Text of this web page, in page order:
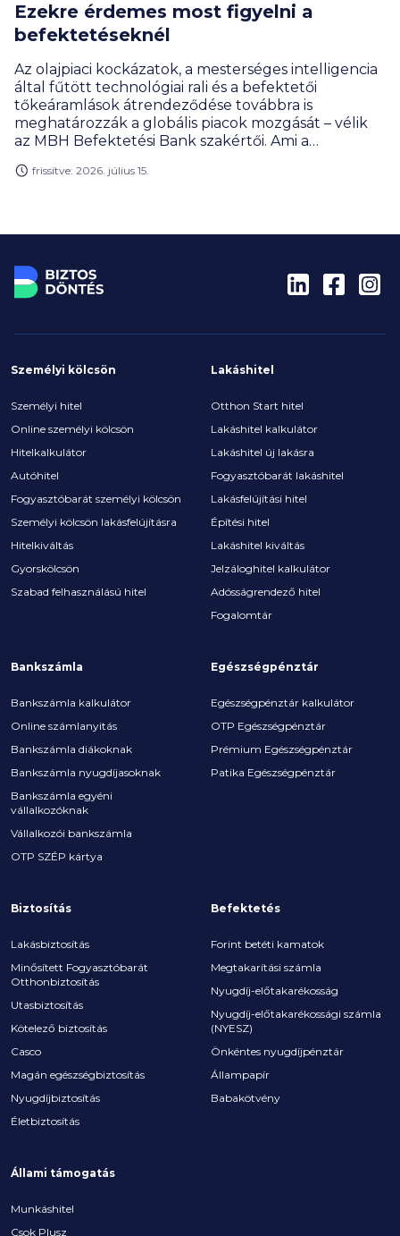
Ezekre érdemes most figyelni a
befektetéseknél
Az olajpiaci kockázatok, a mesterséges intelligencia
által fűtött technológiai rali és a befektetői
tőkeáramlások átrendeződése továbbra is
meghatározzák a globális piacok mozgását – vélik
az MBH Befektetési Bank szakértői. Ami a
támogatja a pozitív befektetői megítélést. A
jegybanki alapkamat pedig 5 százalék alá
az éves, átlagos infláció 2,2 százalék körül alakulhat
2026-ban.
frissítve: 2026. július 15.
Személyi kölcsön
Személyi hitel
Online személyi kölcsön
Hitelkalkulátor
Autóhitel
Fogyasztóbarát személyi kölcsön
Személyi kölcsön lakásfelújításra
Hitelkiváltás
Gyorskölcsön
Szabad felhasználású hitel
Lakáshitel
Otthon Start hitel
Lakáshitel kalkulátor
Lakáshitel új lakásra
Fogyasztóbarát lakáshitel
Lakásfelújítási hitel
Építési hitel
Lakáshitel kiváltás
Jelzáloghitel kalkulátor
Adósságrendező hitel
Fogalomtár
Bankszámla
Bankszámla kalkulátor
Online számlanyitás
Bankszámla diákoknak
Bankszámla nyugdíjasoknak
Bankszámla egyéni
vállalkozóknak
Vállalkozói bankszámla
OTP SZÉP kártya
Egészségpénztár
Egészségpénztár kalkulátor
OTP Egészségpénztár
Prémium Egészségpénztár
Patika Egészségpénztár
Biztosítás
Lakásbiztosítás
Minősített Fogyasztóbarát
Otthonbiztosítás
Utasbiztosítás
Kötelező biztosítás
Casco
Magán egészségbiztosítás
Nyugdíjbiztosítás
Életbiztosítás
Befektetés
Forint betéti kamatok
Megtakarítási számla
Nyugdíj-előtakarékosság
Nyugdíj-előtakarékossági számla
(NYESZ)
Önkéntes nyugdíjpénztár
Állampapír
Babakötvény
Állami támogatás
Munkáshitel
Csok Plusz